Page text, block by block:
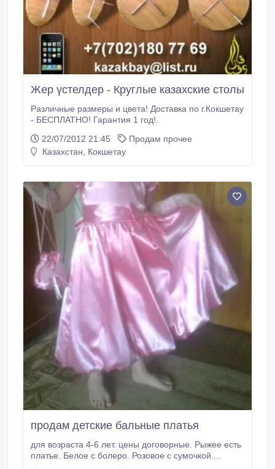
Жер үстелдер - Круглые казахские столы
Различные размеры и цвета! Доставка по г.Кокшетау
- БЕСПЛАТНО! Гарантия 1 год!.
22/07/2012 21:45
Продам прочее
Казахстан, Кокшетау
продам детские бальные платья
для возраста 4-6 лет. цены договорные. Рыжее есть
платье. Белое с болеро. Розовое с сумочкой.